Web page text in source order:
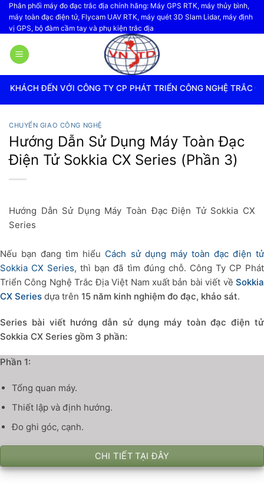
Bỏ
qua
nội
dung
Phân phối máy đo đạc trắc địa chính hãng: Máy GPS RTK, máy thủy bình,
máy toàn đạc điện tử, Flycam UAV RTK, máy quét 3D Slam Lidar, máy định
vị GPS, bộ đàm cầm tay và phụ kiện trắc địa
VỚI CÔNG TY CP PHÁT TRIỂN CÔNG NGHỆ TRẮC ĐỊA VIỆT
CHUYỂN GIAO CÔNG NGHỆ
Hướng Dẫn Sử Dụng Máy Toàn Đạc
Điện Tử Sokkia CX Series (Phần 3)
Hướng Dẫn Sử Dụng Máy Toàn Đạc Điện Tử Sokkia CX
Series
Nếu bạn đang tìm hiểu Cách sử dụng máy toàn đạc điện tử
Sokkia CX Series, thì bạn đã tìm đúng chỗ. Công Ty CP Phát
Triển Công Nghệ Trắc Địa Việt Nam xuất bản bài viết về Sokkia
CX Series dựa trên 15 năm kinh nghiệm đo đạc, khảo sát.
Series bài viết hướng dẫn sử dụng máy toàn đạc điện tử
Sokkia CX Series gồm 3 phần:
Phần 1:
Tổng quan máy.
Thiết lập và định hướng.
Đo ghi góc, cạnh.
CHI TIẾT TẠI ĐÂY